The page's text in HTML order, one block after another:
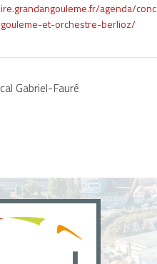
agenda/conc
et-orchestre-berlioz/
Gabriel-Fauré